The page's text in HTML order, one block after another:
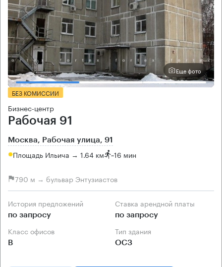
Еще фото
БЕЗ КОМИССИИ
Бизнес-центр
Рабочая 91
Москва, Рабочая улица, 91
Площадь Ильича → 1.64 км ~16 мин
790 м → бульвар Энтузиастов
История предложений
по запросу
Ставка арендной платы
по запросу
Класс офисов
B
Тип здания
ОСЗ